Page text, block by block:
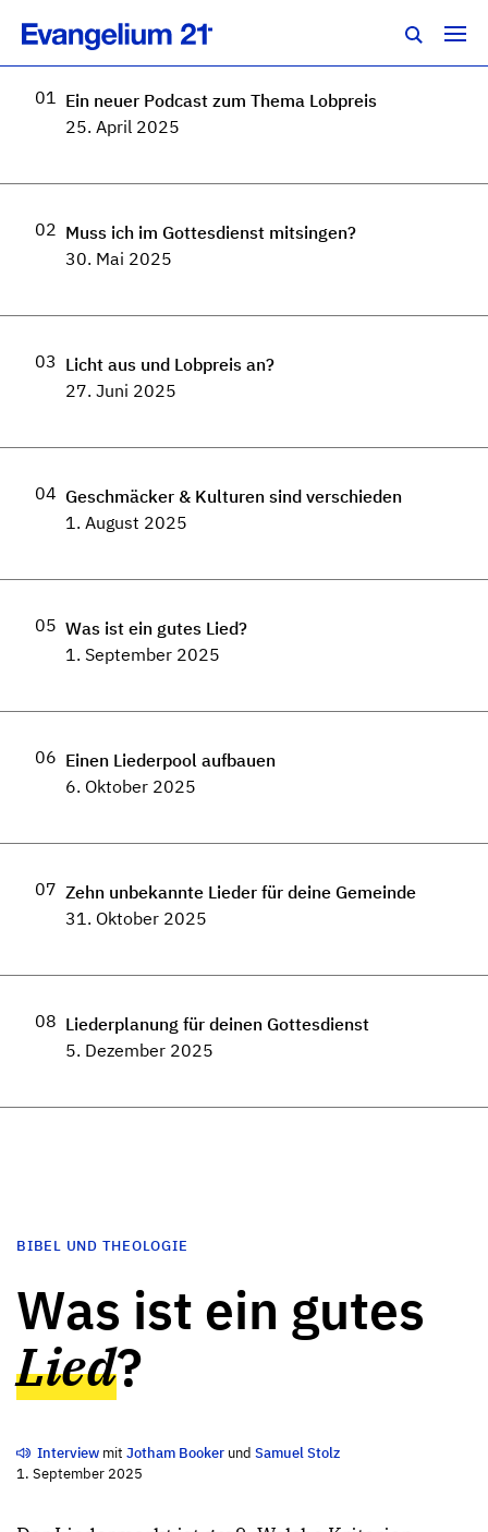
Psalm Hundert
01 Ein neuer Podcast zum Thema Lobpreis
25. April 2025
02 Muss ich im Gottesdienst mitsingen?
30. Mai 2025
03 Licht aus und Lobpreis an?
27. Juni 2025
04 Geschmäcker & Kulturen sind verschieden
1. August 2025
05 Was ist ein gutes Lied?
1. September 2025
06 Einen Liederpool aufbauen
6. Oktober 2025
07 Zehn unbekannte Lieder für deine Gemeinde
31. Oktober 2025
08 Liederplanung für deinen Gottesdienst
5. Dezember 2025
BIBEL UND THEOLOGIE
Was ist ein gutes
Lied?
Interviewmit Jotham Bookerund Samuel Stolz
1. September 2025